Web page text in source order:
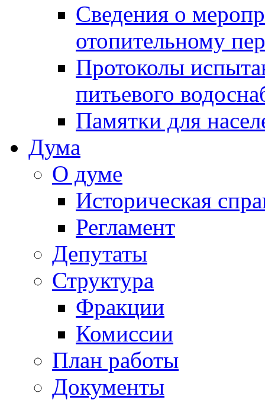
Сведения о
отопительному
Протоколы
питьевого
Памятки для
Дума
О думе
Историческая
Регламент
Депутаты
Структура
Фракции
Комиссии
План работы
Документы